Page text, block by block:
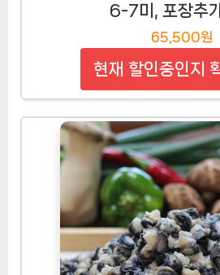
6-7미, 포장추
65,500원
현재 할인중인지